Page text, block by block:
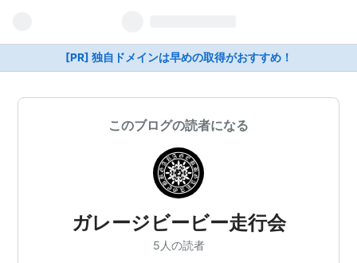
[PR] 独自ドメインは早めの取得がおすすめ！
このブログの読者になる
ガレージビービー走行会
5人の読者